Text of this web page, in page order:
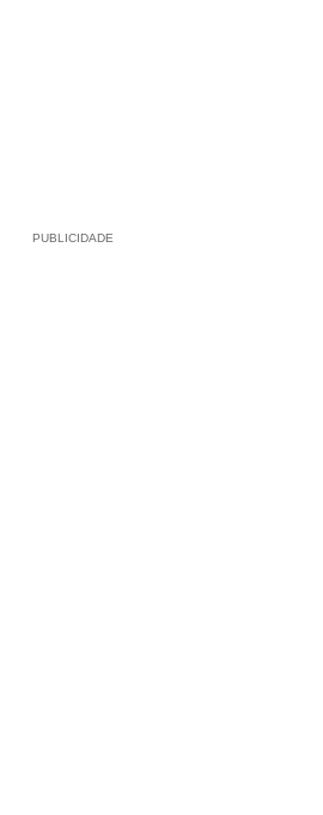
PUBLICIDADE